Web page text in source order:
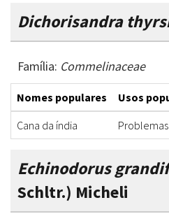
Dichorisandra
Família: Commelinaceae
Nomes populares
Usos
Cana da índia
Echinodorus
Schltr.) Micheli